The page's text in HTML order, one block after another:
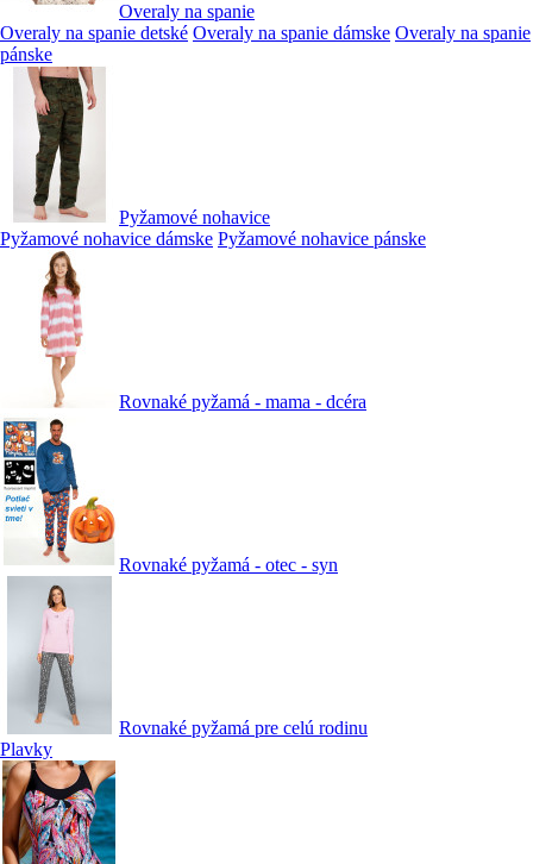
Overaly na spanie
Overaly na spanie detské Overaly na spanie dámske Overaly na spanie
pánske
Pyžamové nohavice
Pyžamové nohavice dámske Pyžamové nohavice pánske
Rovnaké pyžamá - mama - dcéra
Rovnaké pyžamá - otec - syn
Rovnaké pyžamá pre celú rodinu
Plavky